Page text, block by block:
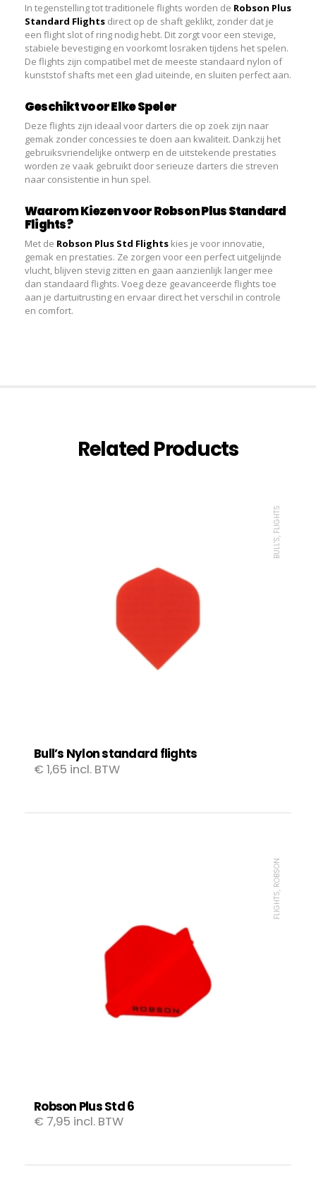
In tegenstelling tot traditionele flights worden de Robson Plus
Standard Flightsdirect op de shaft geklikt, zonder dat je
een flight slot of ring nodig hebt. Dit zorgt voor een stevige,
stabiele bevestiging en voorkomt losraken tijdens het spelen.
De flights zijn compatibel met de meeste standaard nylon of
kunststof shafts met een glad uiteinde, en sluiten perfect aan.
Geschikt voor Elke Speler
Deze flights zijn ideaal voor darters die op zoek zijn naar
gemak zonder concessies te doen aan kwaliteit. Dankzij het
gebruiksvriendelijke ontwerp en de uitstekende prestaties
worden ze vaak gebruikt door serieuze darters die streven
naar consistentie in hun spel.
Waarom Kiezen voor Robson Plus Standard
Flights?
Met de Robson Plus Std Flightskies je voor innovatie,
gemak en prestaties. Ze zorgen voor een perfect uitgelijnde
vlucht, blijven stevig zitten en gaan aanzienlijk langer mee
dan standaard flights. Voeg deze geavanceerde flights toe
aan je dartuitrusting en ervaar direct het verschil in controle
en comfort.
Related Products
Bull’s Nylon standard flights
€ 1,65 incl. BTW
BULL'S, FLIGHTS
Robson Plus Std 6
€ 7,95 incl. BTW
FLIGHTS, ROBSON